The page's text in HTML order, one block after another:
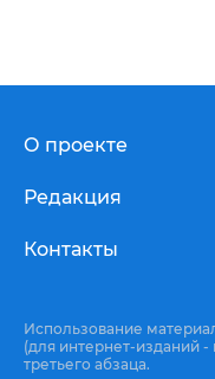
О проекте
Редакция
Контакты
Использование
(для интернет-изданий -
третьего абзаца.